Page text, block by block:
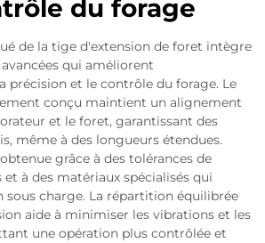
du forage
de la tige d'extension de foret intègre
qui améliorent
précision et le contrôle du forage. Le
conçu maintient un alignement
et le foret, garantissant des
même à des longueurs étendues.
grâce à des tolérances de
à des matériaux spécialisés qui
sous charge. La répartition équilibrée
aide à minimiser les vibrations et les
une opération plus contrôlée et